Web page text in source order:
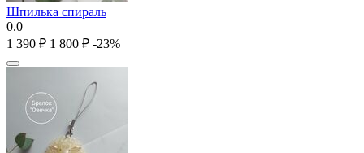
Шпилька спираль
0.0
1 390 ₽ 1 800 ₽ -23%